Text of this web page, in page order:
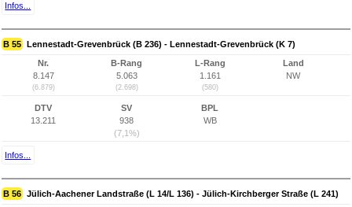
Infos...
B 55 Lennestadt-Grevenbrück (B 236) - Lennestadt-Grevenbrück (K 7)
Nr.
8.147
(6.879)
B-Rang
5.063
(2.698)
L-Rang
1.161
(580)
Land
NW
DTV
13.211
SV
938
(7,1%)
BPL
WB
Infos...
B 56 Jülich-Aachener Landstraße (L 14/L 136) - Jülich-Kirchberger Straße (L 241)